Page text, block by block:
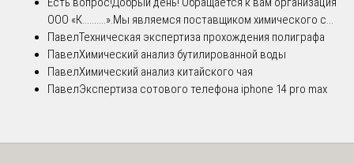
ООО «К..........».Мы являемся поставщиком химического с...
ПавелТехническая экспертиза прохождения полиграфа
ПавелХимический анализ бутилированной воды
ПавелХимический анализ китайского чая
ПавелЭкспертиза сотового телефона iphone 14 pro max